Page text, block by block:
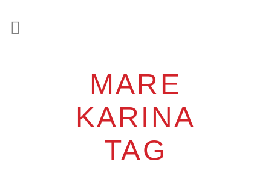
MARE
KARINA
TAG